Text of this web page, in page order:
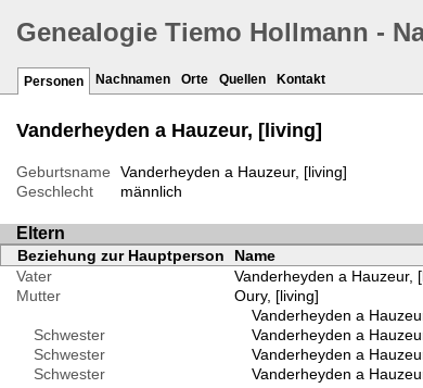
Genealogie Tiemo Hollmann -
Personen Nachnamen Orte Quellen Kontakt
Vanderheyden a Hauzeur, [living]
Geburtsname
Vanderheyden a Hauzeur, [living]
Geschlecht
männlich
Eltern
Beziehung zur Hauptperson Name
Vater
Vanderheyden a Hauzeur,
Mutter
Oury, [living]
Vanderheyden a
Schwester
Vanderheyden a
Schwester
Vanderheyden a
Schwester
Vanderheyden a